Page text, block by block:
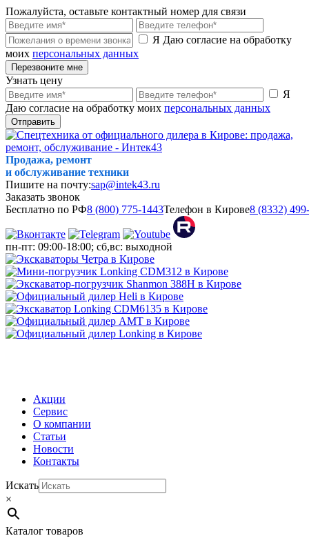
Пожалуйста, оставьте контактный номер для связи
Я Даю согласие на обработку
моих персональных данных
Перезвоните мне
Узнать цену
Я
Даю согласие на обработку моих персональных данных
Отправить
Продажа, ремонт
и обслуживание техники
Пишите на почту:sap@intek43.ru
Заказать звонок
Бесплатно по РФ8 (800) 775-1443Телефон в Кирове8 (8332)
пн-пт: 09:00-18:00; сб,вс: выходной
Акции
Сервис
О компании
Статьи
Новости
Контакты
Искать
×
Каталог товаров